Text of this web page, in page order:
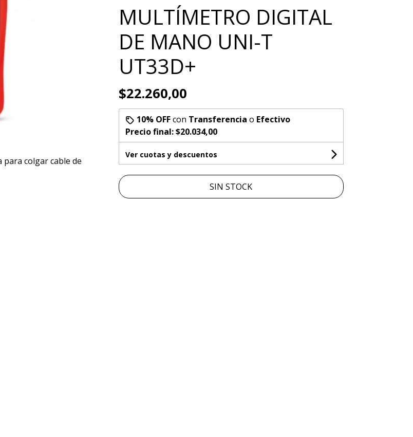
colgar cable de
MULTÍMETRO DIGITAL
DE MANO UNI-T
UT33D+
$22.260,00
10% OFFcon Transferencia o Efectivo
Precio final:$20.034,00
Ver cuotas y descuentos
SIN STOCK